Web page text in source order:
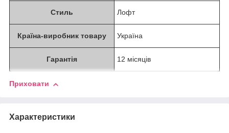
Стиль Лофт
Країна-виробник товару Україна
Гарантія 12 місяців
Приховати
Характеристики